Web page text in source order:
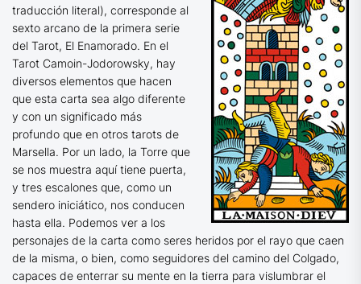
traducción literal), corresponde al
sexto arcano de la primera serie
del Tarot, El Enamorado. En el
Tarot Camoin-Jodorowsky, hay
diversos elementos que hacen
que esta carta sea algo diferente
y con un significado más
profundo que en otros tarots de
Marsella. Por un lado, la Torre que
se nos muestra aquí tiene puerta,
y tres escalones que, como un
sendero iniciático, nos conducen
hasta ella. Podemos ver a los
personajes de la carta como seres heridos por el rayo que caen
de la misma, o bien, como seguidores del camino del Colgado,
capaces de enterrar su mente en la tierra para vislumbrar el